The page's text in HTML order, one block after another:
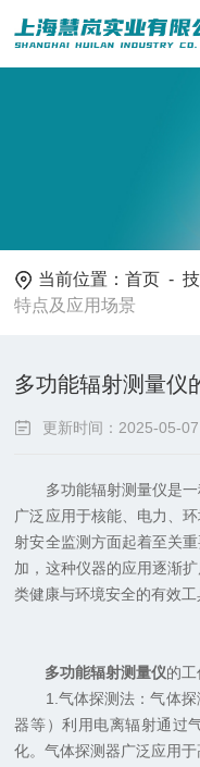
当前位置：首页 -
特点及应用场景
多功能辐射测量仪
更新时间：2025-05-07
多功能辐射测量仪是一
广泛应用于核能、电力、
射安全监测方面起着至关
加，这种仪器的应用逐渐
类健康与环境安全的有效工
多功能辐射测量仪的工
1.气体探测法：气体探
器等）利用电离辐射通过
化。气体探测器广泛应用于